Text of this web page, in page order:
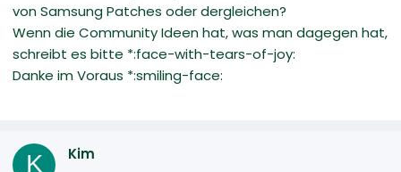
von Samsung Patches oder dergleichen?
Wenn die Community Ideen hat, was man dagegen hat,
schreibt es bitte *:face-with-tears-of-joy:
Danke im Voraus *:smiling-face:
K Kim